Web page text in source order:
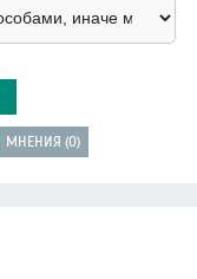
МНЕНИЯ (0)